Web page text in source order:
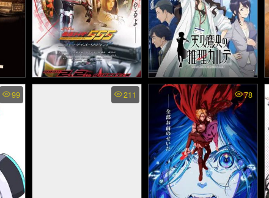
นุษย์
Kamen Rider 555 20th:
Paradise Regained - มาส
Ameku Takao no Suiri
Karte ซับไทย - บันทึก
ประวัติคดีคุณหมออาเมคุ
(2025)
99 211 78